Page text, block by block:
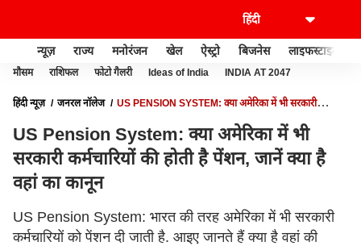
न्यूज़ राज्य मनोरंजन खेल ऐस्ट्रो बिजनेस लाइफस्टाइल
मौसम राशिफल फोटो गैलरी Ideas of India INDIA AT 2047
हिंदी न्यूज़ जनरल नॉलेज
US PENSION SYSTEM: क्या अमेरिका में भी सरकारी
US Pension System: क्या अमेरिका में भी
सरकारी कर्मचारियों की होती है पेंशन, जानें क्या है
वहां का कानून
US Pension System: भारत की तरह अमेरिका में भी सरकारी
कर्मचारियों को पेंशन दी जाती है. आइए जानते हैं क्या है वहां की